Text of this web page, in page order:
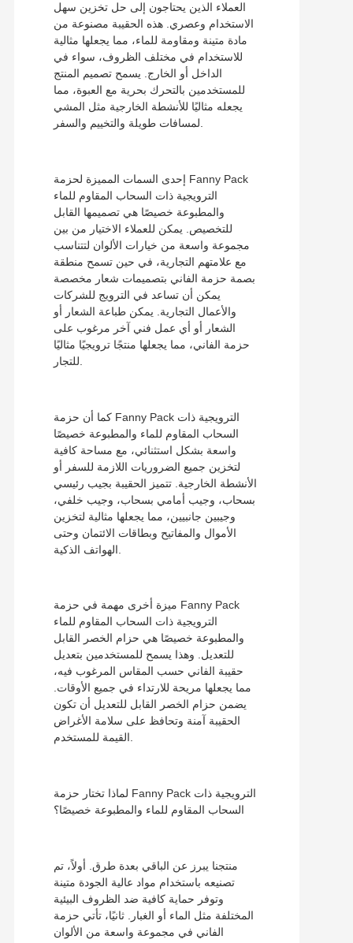
العملاء الذين يحتاجون إلى حل تخزين سهل
الاستخدام وعصري. هذه الحقيبة مصنوعة من
مادة متينة ومقاومة للماء، مما يجعلها مثالية
للاستخدام في مختلف الظروف، سواء في
الداخل أو الخارج. يسمح تصميم المنتج
للمستخدمين بالتحرك بحرية مع العبوة، مما
يجعله مثاليًا للأنشطة الخارجية مثل المشي
إحدى السمات المميزة لحزمة Fanny Pack
الترويجية ذات السحاب المقاوم للماء
والمطبوعة خصيصًا هي تصميمها القابل
للتخصيص. يمكن للعملاء الاختيار من بين
مجموعة واسعة من خيارات الألوان لتتناسب
مع علامتهم التجارية، في حين تسمح منطقة
بصمة حزمة الفاني بتصميمات شعار مخصصة
يمكن أن تساعد في الترويج للشركات
والأعمال التجارية. يمكن طباعة الشعار أو
الشعار أو أي عمل فني آخر مرغوب على
حزمة الفاني، مما يجعلها منتجًا ترويجيًا مثاليًا
كما أن حزمة Fanny Pack الترويجية ذات
السحاب المقاوم للماء والمطبوعة خصيصًا
واسعة بشكل استثنائي، مع مساحة كافية
لتخزين جميع الضروريات اللازمة للسفر أو
الأنشطة الخارجية. تتميز الحقيبة بجيب رئيسي
بسحاب، وجيب أمامي بسحاب، وجيب خلفي،
وجيبين جانبيين، مما يجعلها مثالية لتخزين
الأموال والمفاتيح وبطاقات الائتمان وحتى
ميزة أخرى مهمة في حزمة Fanny Pack
الترويجية ذات السحاب المقاوم للماء
والمطبوعة خصيصًا هي حزام الخصر القابل
للتعديل. وهذا يسمح للمستخدمين بتعديل
حقيبة الفاني حسب المقاس المرغوب فيه،
مما يجعلها مريحة للارتداء في جميع الأوقات.
يضمن حزام الخصر القابل للتعديل أن تكون
الحقيبة آمنة وتحافظ على سلامة الأغراض
القيمة للمستخدم.
لماذا تختار حزمة Fanny Pack الترويجية ذات
منتجنا يبرز عن الباقي بعدة طرق. أولاً، تم
تصنيعه باستخدام مواد عالية الجودة متينة
وتوفر حماية كافية ضد الظروف البيئية
المختلفة مثل الماء أو الغبار. ثانيًا، تأتي حزمة
الفاني في مجموعة واسعة من الألوان